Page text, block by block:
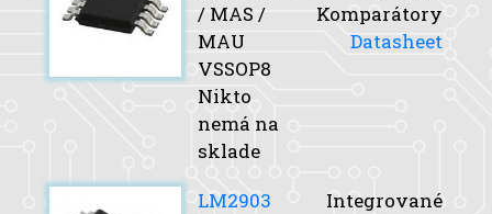
/ MAS /
MAU
VSSOP8
Nikto
nemá na
sklade
Komparátory
Datasheet
LM2903
Integrované